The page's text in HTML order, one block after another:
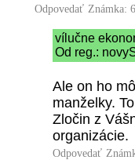
Odpovedať Známka:
vílučne
Od reg.:
Ale on ho
manželky.
Zločin z
organizácie.
Odpovedať